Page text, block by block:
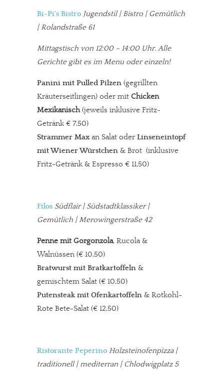
Bi-Pi´s Bistro Jugendstil | Bistro | Gemütlich
| Rolandstraße 61
Mittagstisch von 12:00 – 14:00 Uhr. Alle
Gerichte gibt es im Menu oder einzeln!
Panini mit Pulled Pilzen (gegrillten
Kräuterseitlingen) oder mit Chicken
Mexikanisch(jeweils inklusive Fritz-
Getränk € 7,50)
Strammer Maxan Salat oder Linseneintopf
mit Wiener Würstchen & Brot (inklusive
Fritz-Getränk & Espresso € 11,50)
Filos Südflair | Südstadtklassiker |
Gemütlich | Merowingerstraße 42
Penne mit Gorgonzola, Rucola &
Walnüssen (€ 10,50)
Bratwurst mit Bratkartoffeln &
gemischtem Salat (€ 10,50)
Putensteak mit Ofenkartoffeln & Rotkohl-
Rote Bete-Salat (€ 12,50)
Ristorante Peperino Holzsteinofenpizza|
traditionell | mediterran | Chlodwigplatz 5